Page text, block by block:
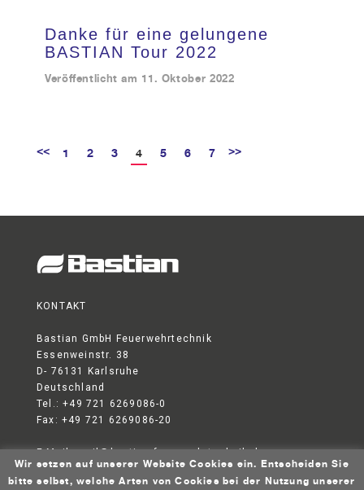
Danke für eine gelungene
BASTIAN Tour 2022
Veröffentlicht am 11. Oktober 2022
<< 1 2 3 4 5 6 7 >>
KONTAKT
Bastian GmbH Feuerwehrtechnik
Essenweinstr. 38
D- 76131 Karlsruhe
Deutschland
Tel.: +49 721 6269086-0
Fax: +49 721 6269086-20
E-Mail:mail@bastian-feuerwehrtechnik.de
DATENSCHUTZERKLÄRUNG AGB IMPRESSUM
Wir setzen auf unserer Website Cookies ein. Entscheiden Sie
bitte selbst, welche Arten von Cookies bei der Nutzung unserer